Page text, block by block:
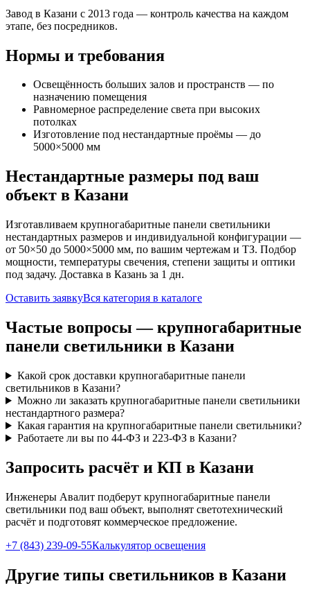
Завод в Казани с 2013 года — контроль качества на каждом
этапе, без посредников.
Нормы и требования
Освещённость больших залов и пространств — по
назначению помещения
Равномерное распределение света при высоких
потолках
Изготовление под нестандартные проёмы — до
5000×5000 мм
Нестандартные размеры под ваш
объект в Казани
Изготавливаем крупногабаритные панели светильники
нестандартных размеров и индивидуальной конфигурации —
от 50×50 до 5000×5000 мм, по вашим чертежам и ТЗ. Подбор
мощности, температуры свечения, степени защиты и оптики
под задачу. Доставка в Казань за 1 дн.
Оставить заявкуВся категория в каталоге
Частые вопросы —крупногабаритные
панели светильники в Казани
Какой срок доставки крупногабаритные панели
светильников в Казани?
Можно ли заказать крупногабаритные панели светильники
нестандартного размера?
Какая гарантия на крупногабаритные панели светильники?
Работаете ли вы по 44-ФЗ и 223-ФЗ в Казани?
Запросить расчёт и КП в Казани
Инженеры Авалит подберут крупногабаритные панели
светильники под ваш объект, выполнят светотехнический
расчёт и подготовят коммерческое предложение.
+7 (843) 239-09-55Калькулятор освещения
Другие типы светильников в Казани